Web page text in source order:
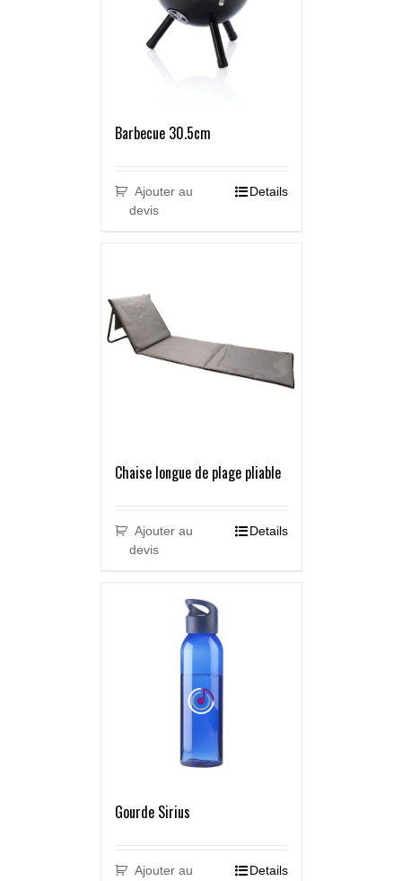
Barbecue 30.5cm
Ajouter au
devis
Details
Chaise longue de plage pliable
Ajouter au
devis
Details
Gourde Sirius
Ajouter au
Details